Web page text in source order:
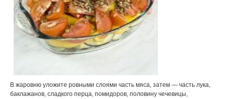
В жаровню уложите ровными слоями часть мяса, затем — часть лука,
баклажанов, сладкого перца, помидоров, половину чечевицы,